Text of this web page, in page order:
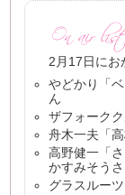
2月17日にお
やどかり「
ん
ザフォーク
舟木一夫「
高野健一「
かすみそう
グラスルー